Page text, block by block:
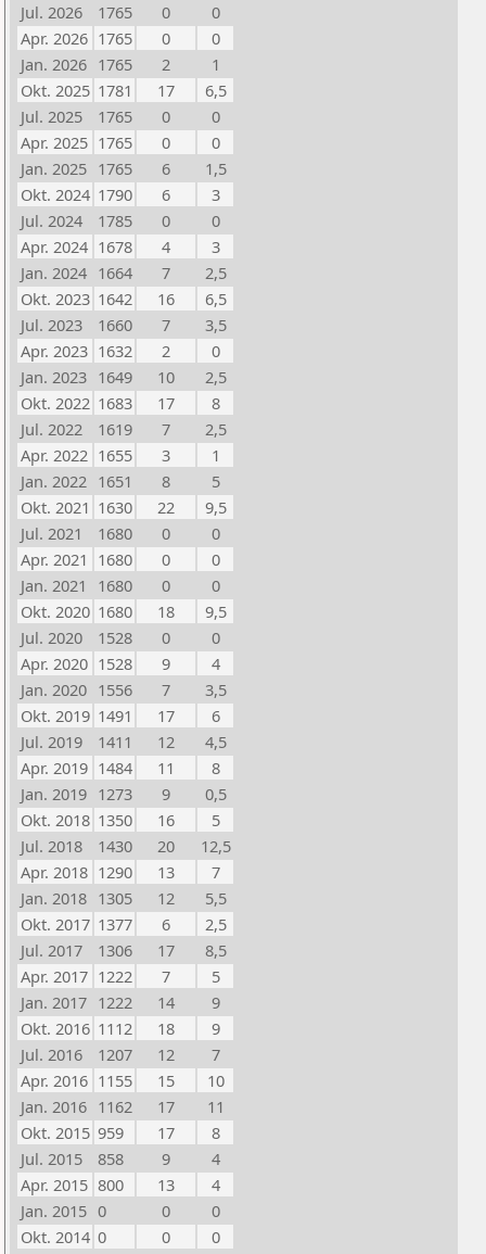
Jul. 2026
1765 0
0
Apr. 2026 1765 0
0
Jan. 2026 1765 2
1
Okt. 2025 1781 17
6,5
Jul. 2025
1765 0
0
Apr. 2025 1765 0
0
Jan. 2025 1765 6
1,5
Okt. 2024 1790 6
3
Jul. 2024
1785 0
0
Apr. 2024 1678 4
3
Jan. 2024 1664 7
2,5
Okt. 2023 1642 16
6,5
Jul. 2023
1660 7
3,5
Apr. 2023 1632 2
0
Jan. 2023 1649 10
2,5
Okt. 2022 1683 17
8
Jul. 2022
1619 7
2,5
Apr. 2022 1655 3
1
Jan. 2022 1651 8
5
Okt. 2021 1630 22
9,5
Jul. 2021
1680 0
0
Apr. 2021 1680 0
0
Jan. 2021
1680 0
0
Okt. 2020 1680 18
9,5
Jul. 2020
1528 0
0
Apr. 2020 1528 9
4
Jan. 2020 1556 7
3,5
Okt. 2019 1491 17
6
Jul. 2019
1411 12
4,5
Apr. 2019 1484 11
8
Jan. 2019 1273 9
0,5
Okt. 2018 1350 16
5
Jul. 2018
1430 20
12,5
Apr. 2018 1290 13
7
Jan. 2018 1305 12
5,5
Okt. 2017 1377 6
2,5
Jul. 2017
1306 17
8,5
Apr. 2017 1222 7
5
Jan. 2017 1222 14
9
Okt. 2016 1112 18
9
Jul. 2016
1207 12
7
Apr. 2016 1155 15
10
Jan. 2016 1162 17
11
Okt. 2015 959 17
8
Jul. 2015
858 9
4
Apr. 2015 800 13
4
Jan. 2015 0 0
0
Okt. 2014 0 0
0